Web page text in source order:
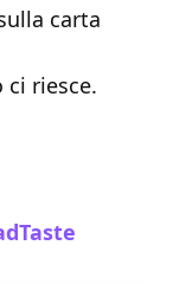
carta
riesce.